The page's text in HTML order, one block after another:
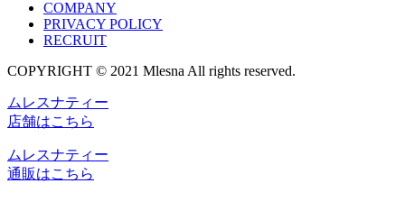
COMPANY
PRIVACY POLICY
RECRUIT
COPYRIGHT © 2021 Mlesna All rights reserved.
ムレスナティー
店舗はこちら
ムレスナティー
通販はこちら